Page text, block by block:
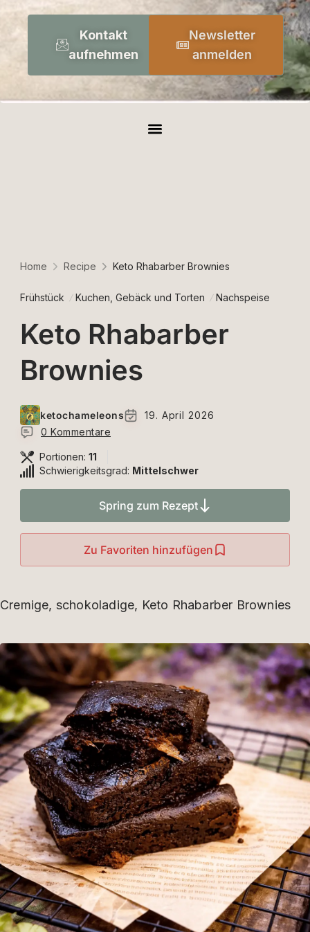
Kontakt
aufnehmen
Newsletter
anmelden
Home Recipe Keto Rhabarber Brownies
Frühstück Kuchen, Gebäck und Torten Nachspeise
Keto Rhabarber
Brownies
ketochameleons
19. April 2026
0 Kommentare
Portionen: 11
Schwierigkeitsgrad: Mittelschwer
Spring zum Rezept
Zu Favoriten hinzufügen
Cremige, schokoladige, Keto Rhabarber Brownies